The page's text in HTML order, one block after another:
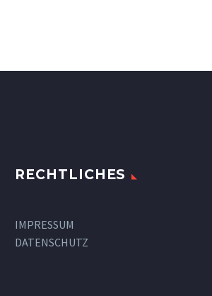
RECHTLICHES
IMPRESSUM
DATENSCHUTZ